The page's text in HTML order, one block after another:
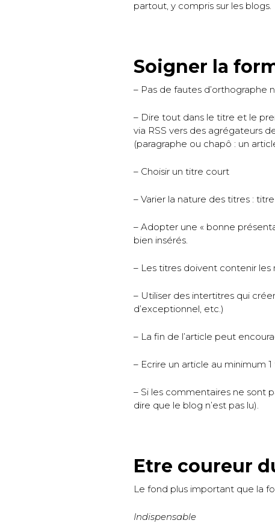
partout, y compris sur les blogs.
Soigner la
– Pas de fautes d’orthographe
– Dire tout dans le titre et le
via RSS vers des agrégateurs
(paragraphe ou chapô : un
– Choisir un titre court
– Varier la nature des titres :
– Adopter une « bonne
bien insérés.
– Les titres doivent contenir
– Utiliser des intertitres qui
d’exceptionnel, etc.)
– La fin de l’article peut
– Ecrire un article au minimum 1
– Si les commentaires ne sont
dire que le blog n’est pas lu).
Etre coureur
Le fond plus important que la
Indispensable